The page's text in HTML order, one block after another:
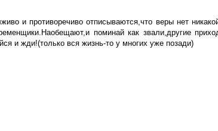
и противоречиво отписываются,что веры нет
поминай как звали,другие
и жди!(только вся жизнь-то у многих уже позади)